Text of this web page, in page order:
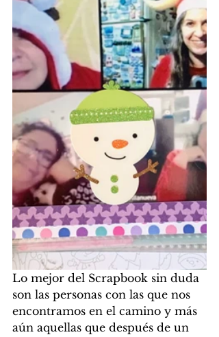
Lo mejor del Scrapbook sin duda
son las personas con las que nos
encontramos en el camino y más
aún aquellas que después de un